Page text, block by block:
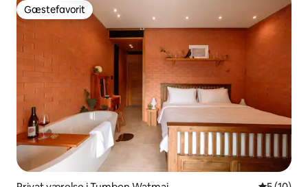
Gæstefavorit
Gæstefavorit